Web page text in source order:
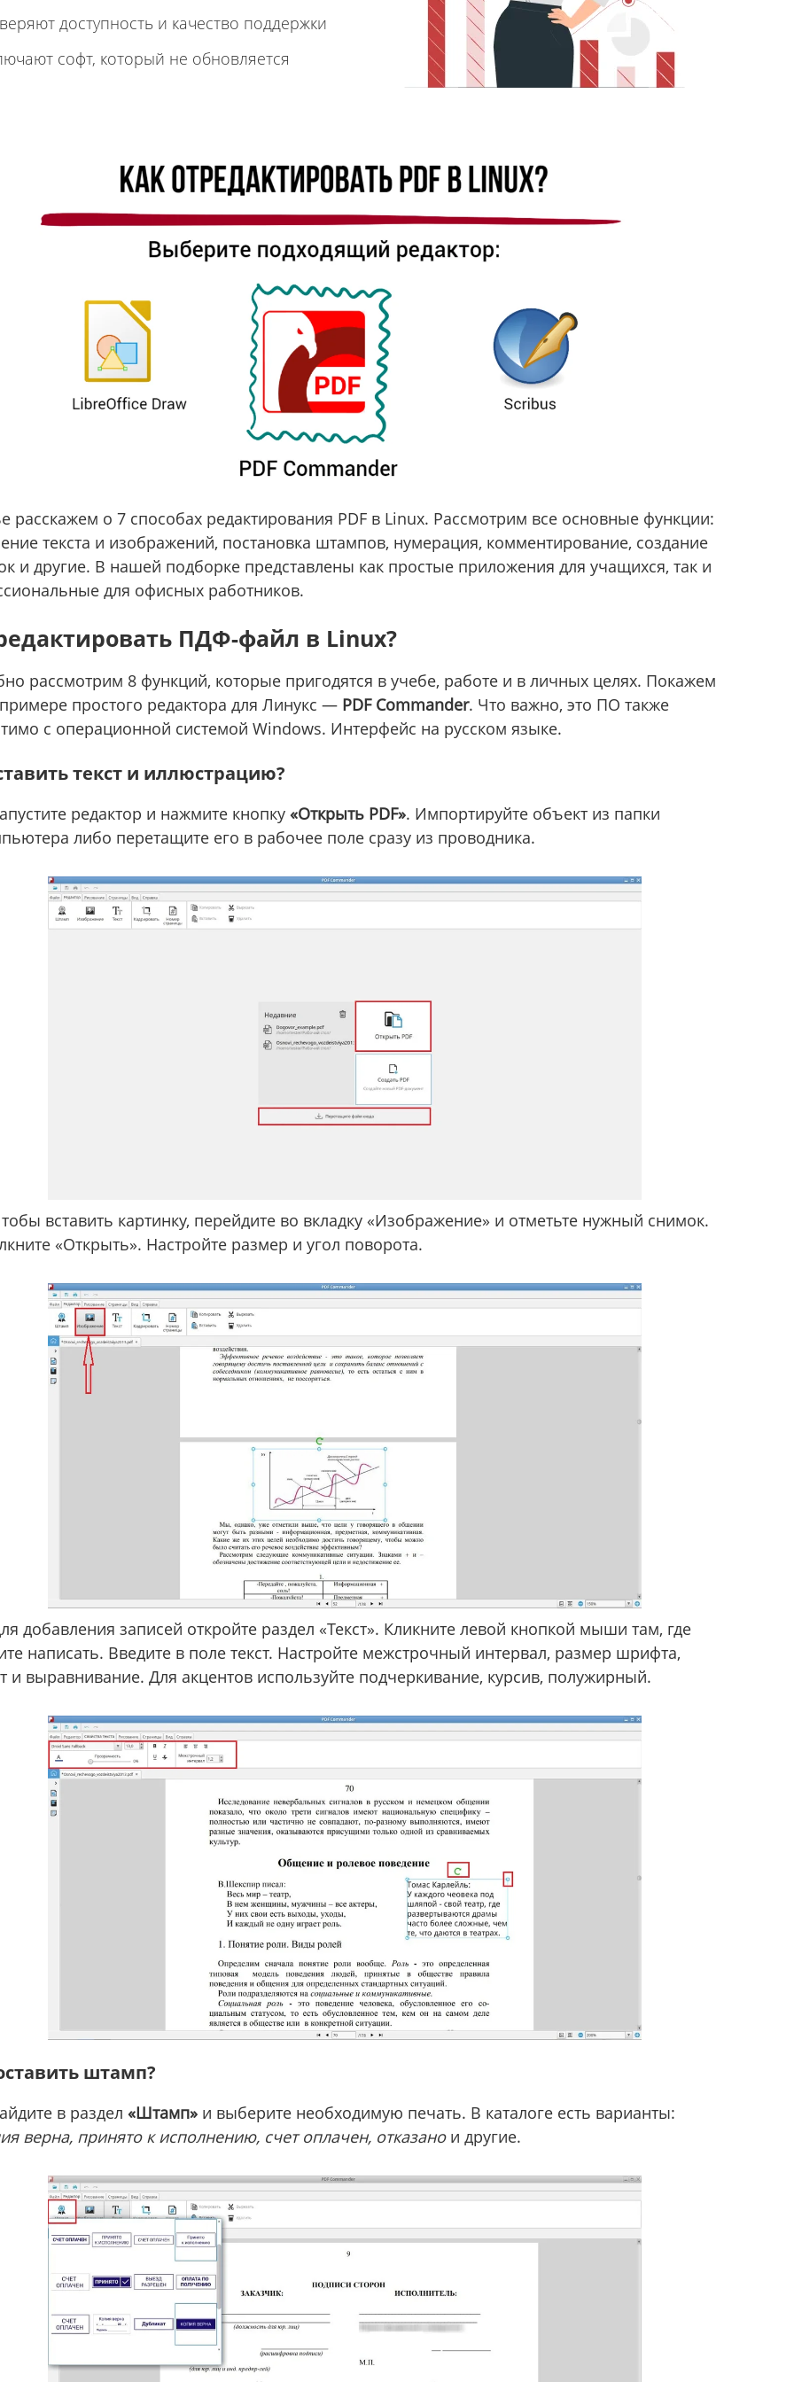
доступность и качество поддержки
софт, который не обновляется
расскажем о 7 способах редактирования PDF в Linux. Рассмотрим все основные функции:
текста и изображений, постановка штампов, нумерация, комментирование, создание
и другие. В нашей подборке представлены как простые приложения для учащихся, так и
для офисных работников.
ПДФ-файл в Linux?
рассмотрим 8 функций, которые пригодятся в учебе, работе и в личных целях. Покажем
простого редактора для Линукс — PDF Commander. Что важно, это ПО также
с операционной системой Windows. Интерфейс на русском языке.
текст и иллюстрацию?
редактор и нажмите кнопку «Открыть PDF». Импортируйте объект из папки
либо перетащите его в рабочее поле сразу из проводника.
вставить картинку, перейдите во вкладку «Изображение» и отметьте нужный снимок.
«Открыть». Настройте размер и угол поворота.
добавления записей откройте раздел «Текст». Кликните левой кнопкой мыши там, где
написать. Введите в поле текст. Настройте межстрочный интервал, размер шрифта,
и выравнивание. Для акцентов используйте подчеркивание, курсив, полужирный.
штамп?
в раздел «Штамп» и выберите необходимую печать. В каталоге есть варианты:
верна, принято к исполнению, счет оплачен, отказанои другие.